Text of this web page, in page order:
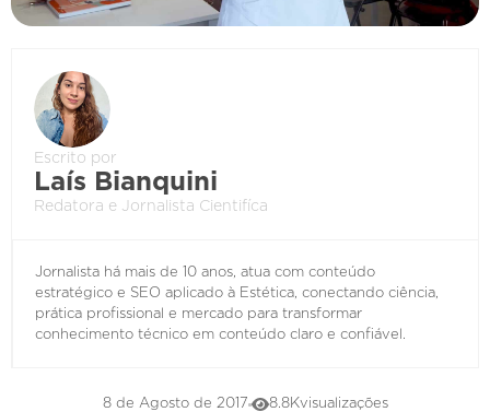
Escrito por
Laís Bianquini
Redatora e Jornalista Cientifíca
Jornalista há mais de 10 anos, atua com conteúdo
estratégico e SEO aplicado à Estética, conectando ciência,
prática profissional e mercado para transformar
conhecimento técnico em conteúdo claro e confiável.
8 de Agosto de 2017 8.8Kvisualizações